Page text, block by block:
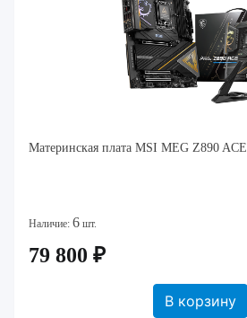
Материнская плата MSI MEG Z890 ACE
Наличие: 6 шт.
79 800 ₽
В корзину